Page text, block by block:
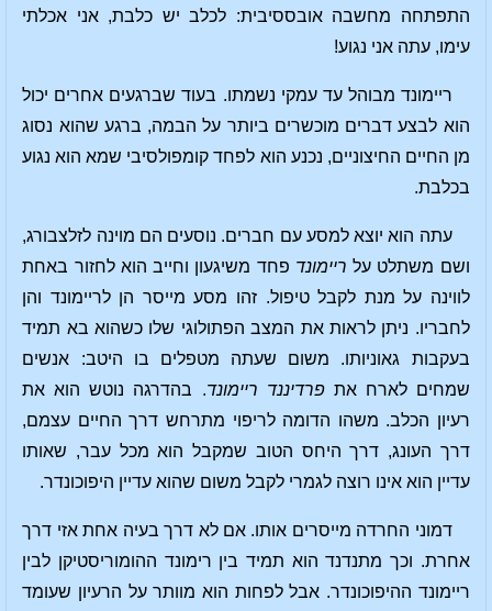
התפתחה מחשבה אובססיבית: לכלב יש כלבת, אני אכלתי
עימו, עתה אני נגוע!
ריימונד מבוהל עד עמקי נשמתו. בעוד שברגעים אחרים יכול
הוא לבצע דברים מוכשרים ביותר על הבמה, ברגע שהוא נסוג
מן החיים החיצוניים, נכנע הוא לפחד קומפולסיבי שמא הוא נגוע
בכלבת.
עתה הוא יוצא למסע עם חברים. נוסעים הם מוינה לזלצבורג,
ושם משתלט על ריימונד פחד משיגעון וחייב הוא לחזור באחת
לווינה על מנת לקבל טיפול. זהו מסע מייסר הן לריימונד והן
לחבריו. ניתן לראות את המצב הפתולוגי שלו כשהוא בא תמיד
בעקבות גאוניותו. משום שעתה מטפלים בו היטב: אנשים
שמחים לארח אתפרדיננד ריימונד. בהדרגה נוטש הוא את
רעיון הכלב. משהו הדומה לריפוי מתרחש דרך החיים עצמם,
דרך העונג, דרך היחס הטוב שמקבל הוא מכל עבר, שאותו
עדיין הוא אינו רוצה לגמרי לקבל משום שהוא עדיין היפוכונדר.
דמוני החרדה מייסרים אותו. אם לא דרך בעיה אחת אזי דרך
אחרת. וכך מתנדנד הוא תמיד בין רימונד ההומוריסטיקן לבין
ריימונד ההיפוכונדר. אבל לפחות הוא מוותר על הרעיון שעומד